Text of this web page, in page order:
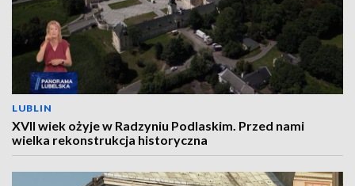
LUBLIN
XVII wiek ożyje w Radzyniu Podlaskim. Przed nami
wielka rekonstrukcja historyczna